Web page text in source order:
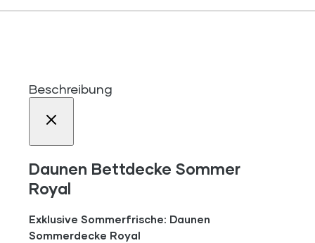
Beschreibung
Daunen Bettdecke Sommer
Royal
Exklusive Sommerfrische: Daunen
Sommerdecke Royal